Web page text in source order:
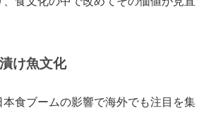
け魚文化
食ブームの影響で海外でも注目を集